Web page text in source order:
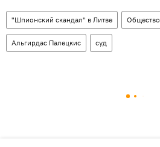
"Шпионский скандал" в Литве Общество
Альгирдас Палецкис суд